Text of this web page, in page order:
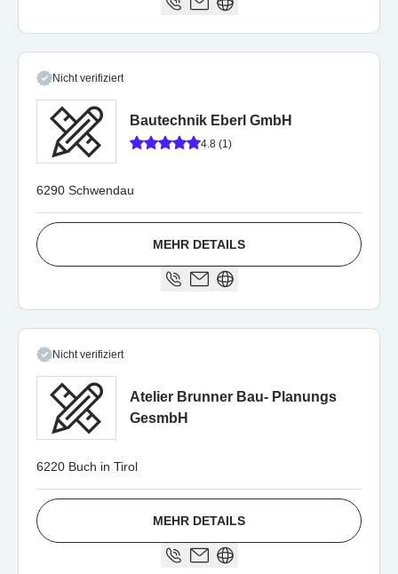
Nicht verifiziert
Bautechnik Eberl GmbH
4.8 (1)
6290 Schwendau
MEHR DETAILS
Nicht verifiziert
Atelier Brunner Bau- Planungs
GesmbH
6220 Buch in Tirol
MEHR DETAILS